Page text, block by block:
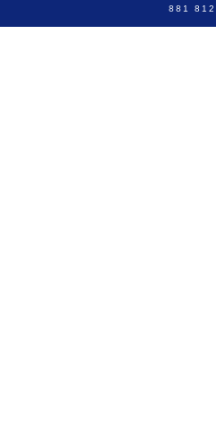
881 812